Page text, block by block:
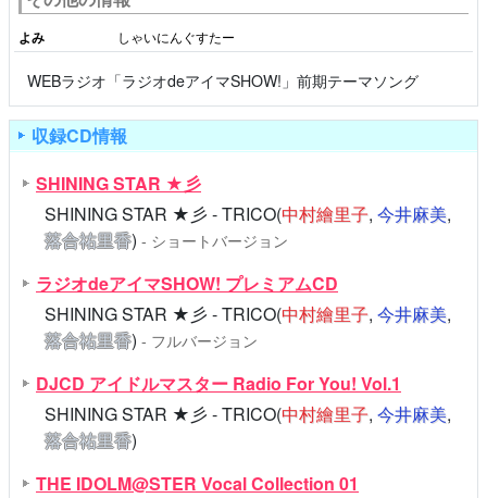
よみ しゃいにんぐすたー
WEBラジオ「ラジオdeアイマSHOW!」前期テーマソング
収録CD情報
SHINING STAR ★彡
SHINING STAR ★彡 - TRICO(中村繪里子, 今井麻美,
落合祐里香) - ショートバージョン
ラジオdeアイマSHOW! プレミアムCD
SHINING STAR ★彡 - TRICO(中村繪里子, 今井麻美,
落合祐里香) - フルバージョン
DJCD アイドルマスター Radio For You! Vol.1
SHINING STAR ★彡 - TRICO(中村繪里子, 今井麻美,
落合祐里香)
THE IDOLM@STER Vocal Collection 01